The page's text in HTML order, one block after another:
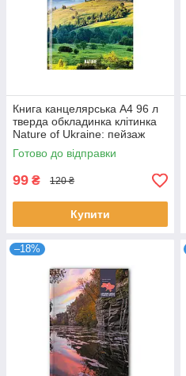
Книга канцелярська А4 96 л
тверда обкладинка клітинка
Nature of Ukraine: пейзаж
O20378-13
Готово до відправки
99 ₴ 120 ₴
Купити
–18%